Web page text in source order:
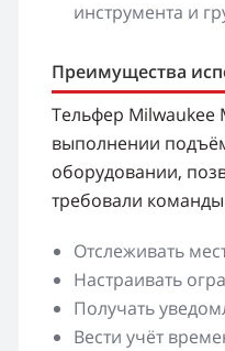
инструмента и
Преимущества
Тельфер Milwaukee
выполнении
оборудовании,
требовали
Отслеживать
Настраивать
Получать
Вести учёт